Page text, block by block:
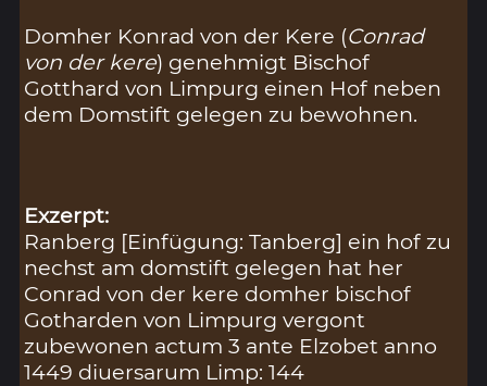
Domher Konrad von der Kere (Conrad
von der kere) genehmigt Bischof
Gotthard von Limpurg einen Hof neben
dem Domstift gelegen zu bewohnen.
Exzerpt:
Ranberg [Einfügung: Tanberg] ein hof zu
nechst am domstift gelegen hat her
Conrad von der kere domher bischof
Gotharden von Limpurg vergont
zubewonen actum 3 ante Elzobet anno
1449 diuersarum Limp: 144